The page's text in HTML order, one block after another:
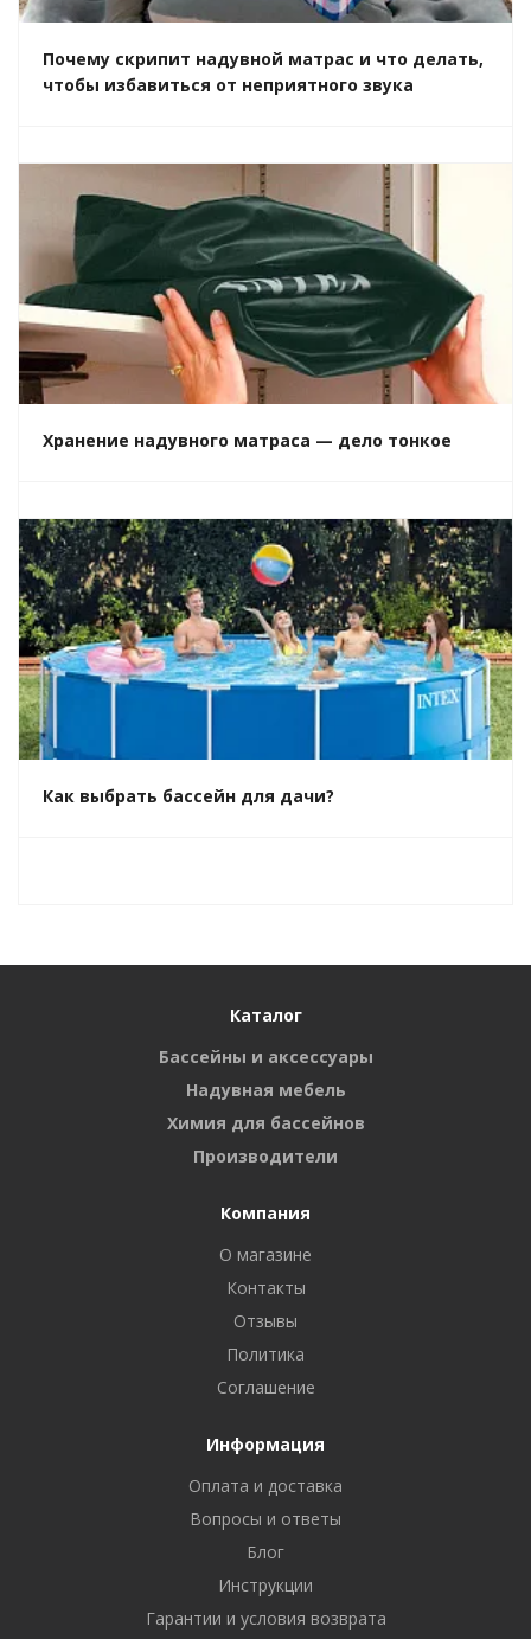
Почему скрипит надувной матрас и что делать,
чтобы избавиться от неприятного звука
Хранение надувного матраса — дело тонкое
Как выбрать бассейн для дачи?
Каталог
Бассейны и аксессуары
Надувная мебель
Химия для бассейнов
Производители
Компания
О магазине
Контакты
Отзывы
Политика
Соглашение
Информация
Оплата и доставка
Вопросы и ответы
Блог
Инструкции
Гарантии и условия возврата